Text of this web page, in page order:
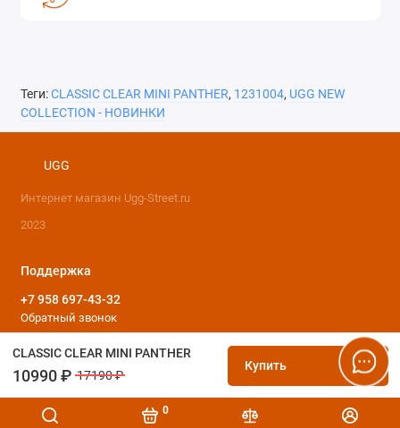
0
CLASSIC CLEAR MINI PANTHER
10990 ₽ 17190 ₽
Купить
Теги:CLASSIC CLEAR MINI PANTHER, 1231004, UGG NEW
COLLECTION - НОВИНКИ
UGG
Интернет магазин Ugg-Street.ru
2023
Поддержка
+7 958 697-43-32
Обратный звонок